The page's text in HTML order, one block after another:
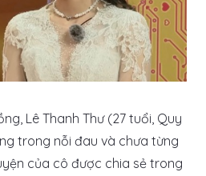
Lê Thanh Thư (27 tuổi, Quy
trong nỗi đau và chưa từng
của cô được chia sẻ trong